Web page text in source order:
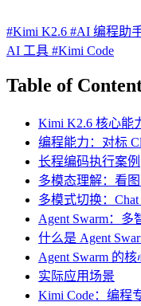
#Kimi K2.6 #AI 编程助
AI 工具 #Kimi Code
Table of
Kimi K2.6 核心能
编程能力：对标
长程编码执行案例
多模态理解：看
多模式切换：Chat
Agent Swarm：多
什么是 Agent
Agent Swarm 的核
实际应用场景
Kimi Code：编程